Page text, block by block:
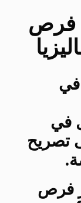
فرص
في
في
تصريح
فرص